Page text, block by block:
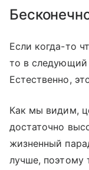
Если когда-то
то в следующий
Естественно,
Как мы видим,
достаточно
жизненный
лучше, поэтому